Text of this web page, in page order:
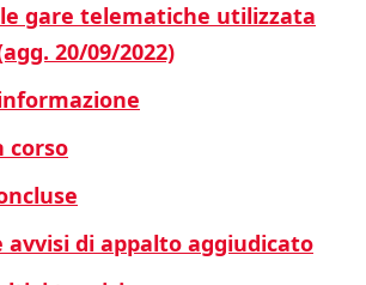
gare telematiche utilizzata
20/09/2022)
corso
avvisi di appalto aggiudicato